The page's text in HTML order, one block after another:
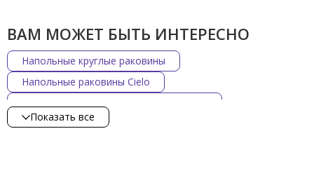
Круглая
Овальная
Страна производства
ИТАЛИЯ
КИТАЙ
ВАМ МОЖЕТ БЫТЬ ИНТЕРЕСНО
Напольные круглые раковины
Напольные раковины Cielo
Напольные раковины Scarabeo
Показать все